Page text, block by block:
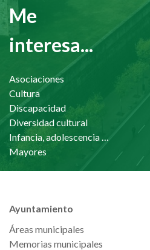
Me
interesa...
Asociaciones
Cultura
Discapacidad
Diversidad cultural
Mayores
Ayuntamiento
Áreas municipales
Memorias municipales